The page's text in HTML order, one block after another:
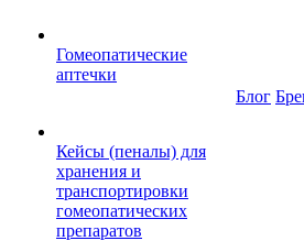
Гомеопатические
аптечки
Кейсы (пеналы) для
хранения и
транспортировки
гомеопатических
препаратов
Блог